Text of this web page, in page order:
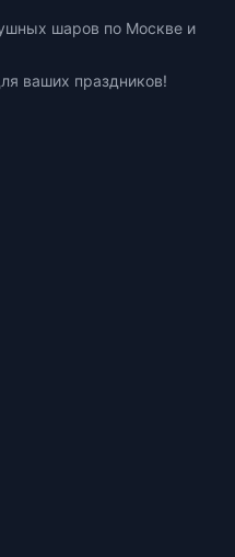
шаров по Москве и
ваших праздников!